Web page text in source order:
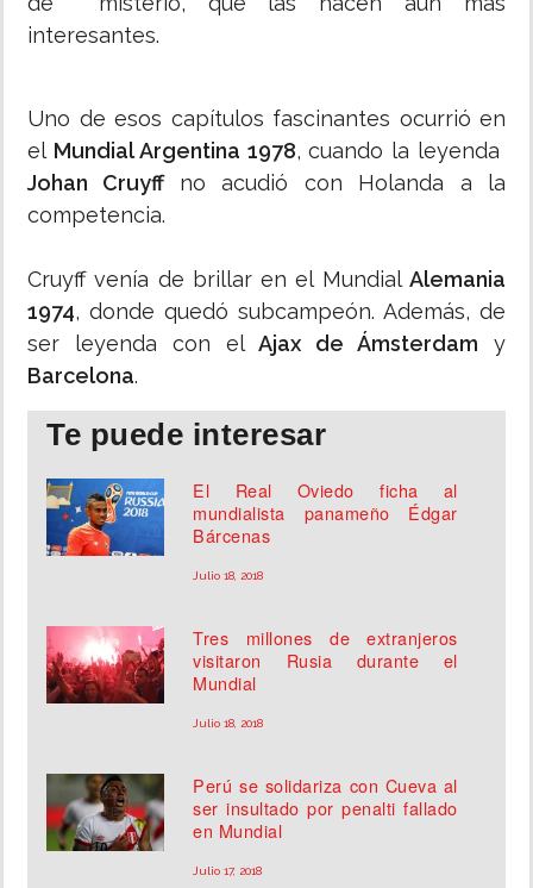
interesantes.
Uno de esos capítulos fascinantes ocurrió en
el Mundial Argentina 1978, cuando la leyenda
Johan Cruyff no acudió con Holanda a la
competencia.
Cruyff venía de brillar en el Mundial Alemania
1974, donde quedó subcampeón. Además, de
ser leyenda con el Ajax de Ámsterdam y
Barcelona.
Te puede interesar
El Real Oviedo ficha al
mundialista panameño Édgar
Bárcenas
Julio 18, 2018
Tres millones de extranjeros
visitaron Rusia durante el
Mundial
Julio 18, 2018
Perú se solidariza con Cueva al
ser insultado por penalti fallado
en Mundial
Julio 17, 2018